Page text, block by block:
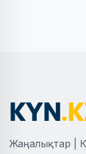
Жаңалықтар |